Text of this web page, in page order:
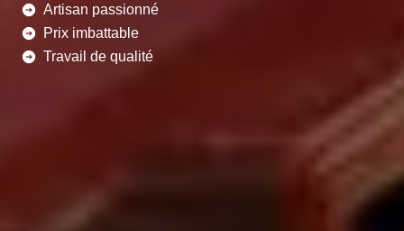
Artisan passionné
Prix imbattable
Travail de qualité